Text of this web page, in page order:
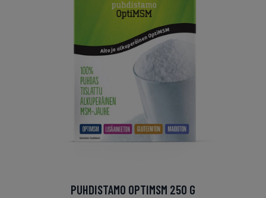
PUHDISTAMO OPTIMSM 250 G